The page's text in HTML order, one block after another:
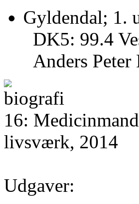
Gyldendal; 1.
DK5: 99.4
Anders
16:
livsværk, 2014
Udgaver: